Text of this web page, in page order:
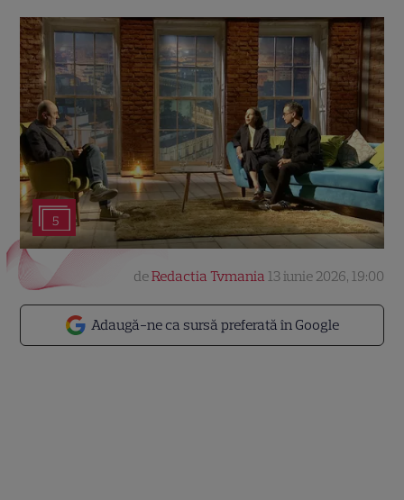
5
Adaugă-ne ca sursă preferată în Google
deRedactia Tvmania 13 iunie 2026, 19:00